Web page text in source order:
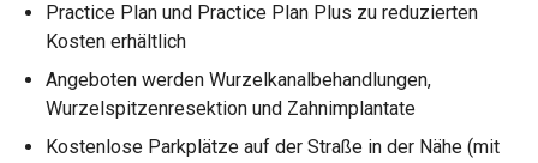
Practice Plan und Practice Plan Plus zu reduzierten
Kosten erhältlich
Angeboten werden Wurzelkanalbehandlungen,
Wurzelspitzenresektion und Zahnimplantate
Kostenlose Parkplätze auf der Straße in der Nähe (mit